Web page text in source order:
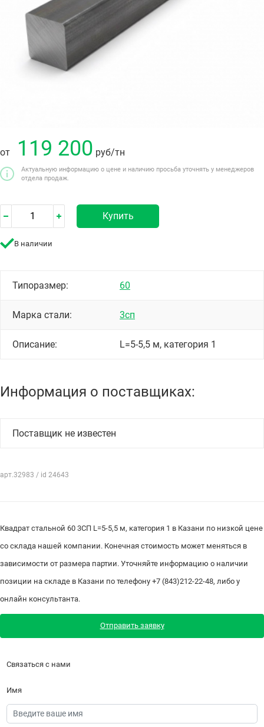
от 119 200 руб/тн
Актуальную информацию о цене и наличию просьба уточнять у менеджеров
отдела продаж.
Купить
В наличии
Типоразмер: 60
Марка стали: 3сп
Описание: L=5-5,5 м, категория 1
Информация о поставщиках:
Поставщик не известен
арт.32983 / id 24643
Квадрат стальной 60 3СП L=5-5,5 м, категория 1 в Казани по низкой цене
со склада нашей компании. Конечная стоимость может меняться в
зависимости от размера партии. Уточняйте информацию о наличии
позиции на складе в Казани по телефону +7 (843)212-22-48, либо у
онлайн консультанта.
Отправить заявку
Связаться с нами
Имя